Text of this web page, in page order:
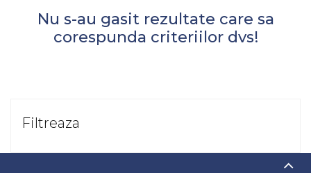
Nu s-au gasit rezultate care sa
corespunda criteriilor dvs!
Filtreaza